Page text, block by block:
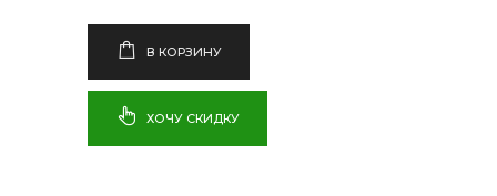
В КОРЗИНУ
ХОЧУ СКИДКУ